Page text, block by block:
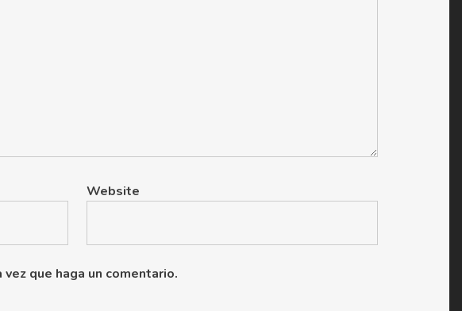
Website
que haga un comentario.